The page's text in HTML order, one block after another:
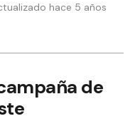
hace 5 años
de